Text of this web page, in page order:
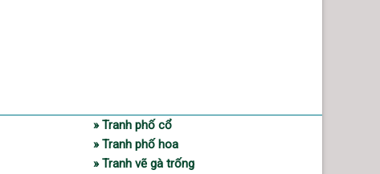
» Tranh phố cổ
» Tranh phố hoa
» Tranh vẽ gà trống